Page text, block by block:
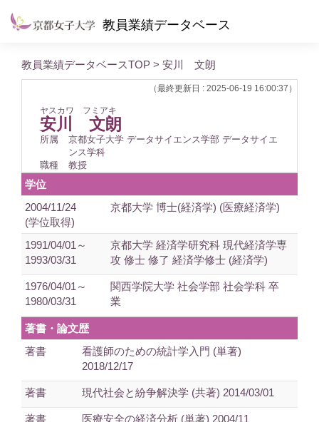
教員業績データベース
教員業績データベースTOP > 安川 文朗
（最終更新日 : 2025-06-19 16:00:37）
ヤスカワ フミアキ
安川 文朗
所属
京都女子大学 データサイエンス学部 データサイエ
ンス学科
職種
教授
学位
2004/11/24
(学位取得)
京都大学 博士(経済学) (医療経済学)
1991/04/01～
1993/03/31
京都大学 経済学研究科 現代経済学専
攻 修士 修了 経済学修士 (経済学)
1976/04/01～
1980/03/31
関西学院大学 社会学部 社会学科 卒
業
著書・論文歴
著書
看護師のための統計学入門 (単著)
2018/12/17
著書 現代社会と紛争解決学 (共著) 2014/03/01
著書 医療安全の経済分析 (単著) 2004/11